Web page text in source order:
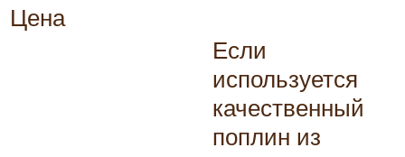
Цена
Если
используется
качественный
поплин из